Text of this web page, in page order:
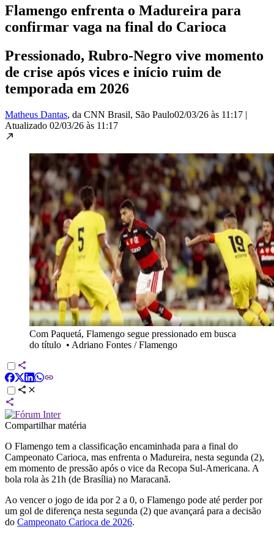
Flamengo enfrenta o Madureira para
confirmar vaga na final do Carioca
Pressionado, Rubro-Negro vive momento
de crise após vices e início ruim de
temporada em 2026
Matheus Dantas, da CNN Brasil, São Paulo02/03/26 às 11:17 |
Atualizado 02/03/26 às 11:17
Com Paquetá, Flamengo segue pressionado em busca
do título • Adriano Fontes / Flamengo
Compartilhar matéria
O Flamengo tem a classificação encaminhada para a final do
Campeonato Carioca, mas enfrenta o Madureira, nesta segunda (2),
em momento de pressão após o vice da Recopa Sul-Americana. A
bola rola às 21h (de Brasília) no Maracanã.
Ao vencer o jogo de ida por 2 a 0, o Flamengo pode até perder por
um gol de diferença nesta segunda (2) que avançará para a decisão
do Campeonato Carioca de 2026.